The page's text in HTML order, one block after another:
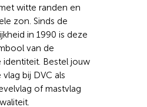
witte randen en
zon. Sinds de
in 1990 is deze
van de
identiteit. Bestel jouw
vlag bij DVC als
of mastvlag